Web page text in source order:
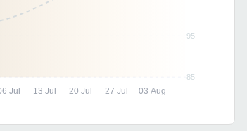
95
85
Jul 13 Jul 20 Jul 27 Jul 03 Aug